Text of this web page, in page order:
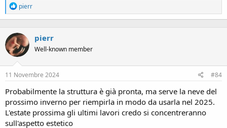
R
e
a
t
i
o
n
:
pierr
pierr
Well-known member
11 Novembre 2024 #84
Probabilmente la struttura è già pronta, ma serve la neve del
prossimo inverno per riempirla in modo da usarla nel 2025.
L'estate prossima gli ultimi lavori credo si concentreranno
sull'aspetto estetico